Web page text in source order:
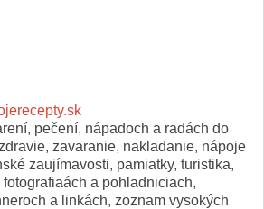
pečení, nápadoch a radách do
zavaranie, nakladanie, nápoje
zaujímavosti, pamiatky, turistika,
a pohladniciach,
a linkách, zoznam vysokých